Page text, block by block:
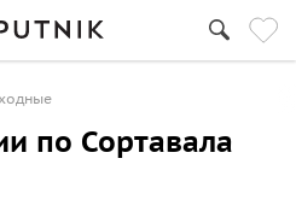
по Сортавала